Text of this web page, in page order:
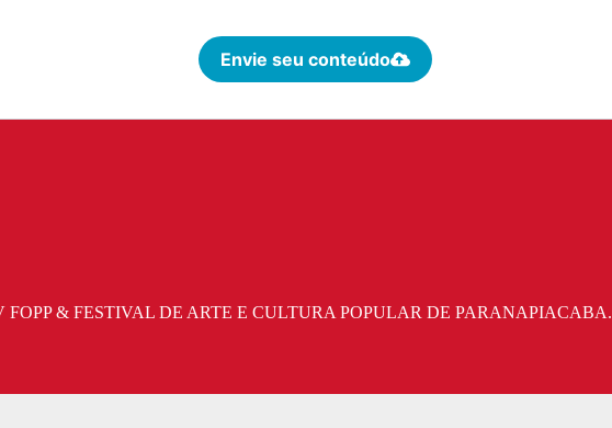
Envie seu conteúdo
FOPP & FESTIVAL DE ARTE E CULTURA POPULAR DE PARANAPIACABA.